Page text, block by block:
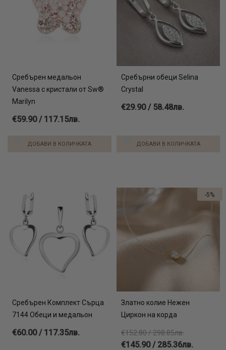
Сребърен медальон
Vanessa с кристали от Sw®
Marilyn
€59.90 / 117.15лв.
ДОБАВИ В КОЛИЧКАТА
Сребърни обеци Selina
Crystal
€29.90 / 58.48лв.
ДОБАВИ В КОЛИЧКАТА
Сребърен Комплект Сърца
7144 Обеци и медальон
€60.00 / 117.35лв.
Златно колие Нежен
Циркон на корда
€152.80 / 298.85лв.
€145.90 / 285.36лв.
-5%